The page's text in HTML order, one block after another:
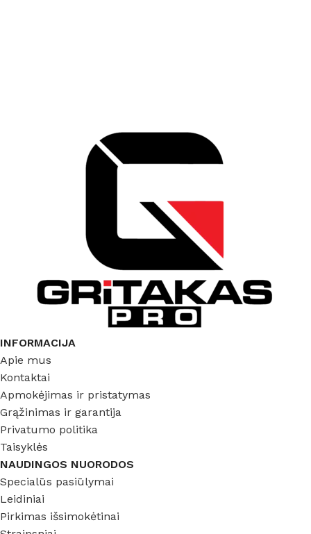
INFORMACIJA
Apie mus
Kontaktai
Apmokėjimas ir pristatymas
Grąžinimas ir garantija
Privatumo politika
Taisyklės
NAUDINGOS NUORODOS
Specialūs pasiūlymai
Leidiniai
Pirkimas išsimokėtinai